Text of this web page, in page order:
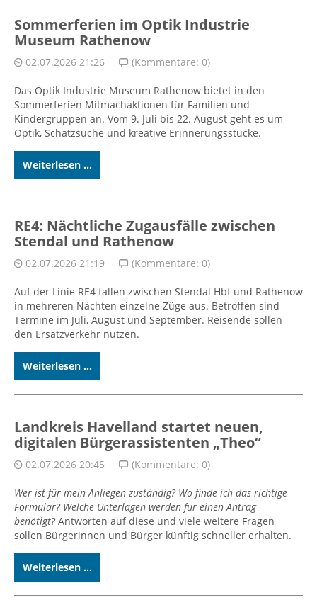
Sommerferien im Optik Industrie
Museum Rathenow
02.07.2026 21:26 (Kommentare: 0)
Das Optik Industrie Museum Rathenow bietet in den
Sommerferien Mitmachaktionen für Familien und
Kindergruppen an. Vom 9. Juli bis 22. August geht es um
Optik, Schatzsuche und kreative Erinnerungsstücke.
Weiterlesen ...
RE4: Nächtliche Zugausfälle zwischen
Stendal und Rathenow
02.07.2026 21:19 (Kommentare: 0)
Auf der Linie RE4 fallen zwischen Stendal Hbf und Rathenow
in mehreren Nächten einzelne Züge aus. Betroffen sind
Termine im Juli, August und September. Reisende sollen
den Ersatzverkehr nutzen.
Weiterlesen ...
Landkreis Havelland startet neuen,
digitalen Bürgerassistenten „Theo“
02.07.2026 20:45 (Kommentare: 0)
Wer ist für mein Anliegen zuständig? Wo finde ich das richtige
Formular? Welche Unterlagen werden für einen Antrag
benötigt?Antworten auf diese und viele weitere Fragen
sollen Bürgerinnen und Bürger künftig schneller erhalten.
Weiterlesen ...